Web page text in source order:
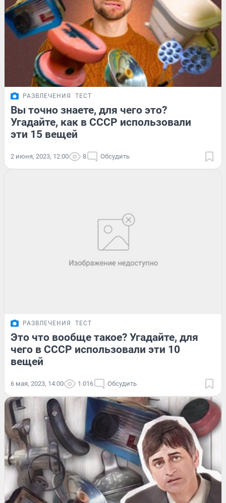
РАЗВЛЕЧЕНИЯ ТЕСТ
Вы точно знаете, для чего это?
Угадайте, как в СССР использовали
эти 15 вещей
2 июня, 2023, 12:00 8 Обсудить
РАЗВЛЕЧЕНИЯ ТЕСТ
Это что вообще такое? Угадайте, для
чего в СССР использовали эти 10
вещей
6 мая, 2023, 14:00 1 016 Обсудить